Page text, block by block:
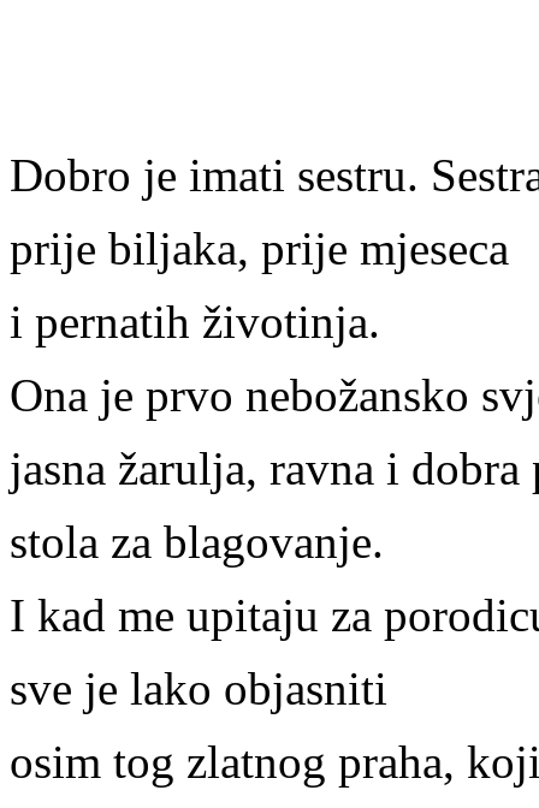
Dobro je imati sestru.
prije biljaka, prije mjeseca
i pernatih životinja.
Ona je prvo nebožansko
jasna žarulja, ravna i dobra
stola za blagovanje.
I kad me upitaju za
sve je lako objasniti
osim tog zlatnog praha,